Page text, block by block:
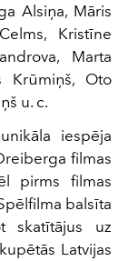
Alsiņa, Māris
Kristīne
Marta
Krūmiņš, Oto
u. c.
iespēja
filmas
pirms filmas
balsīta
skatītājus uz
Latvijas